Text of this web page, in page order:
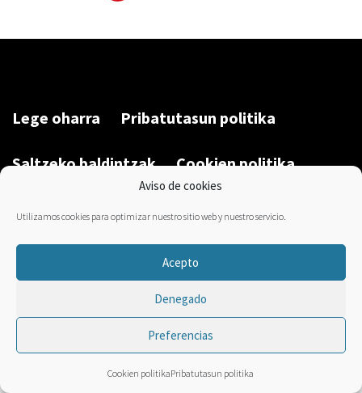
Aviso de cookies
Utilizamos cookies para optimizar nuestro sitio web y nuestro servicio.
Acepto
Denegado
Preferencias
Cookien politikaPribatutasun politika
Lege oharra Pribatutasun politika
Saltzeko baldintzak Cookien politika
Garatu du/Desarrollado por:Bravo Manager2026